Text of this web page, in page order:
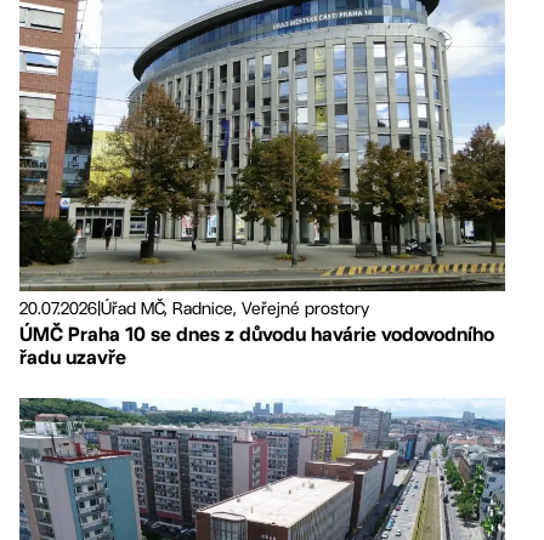
20.07.2026Úřad MČ, Radnice, Veřejné prostory
ÚMČ Praha 10 se dnes z důvodu havárie vodovodního
řadu uzavře